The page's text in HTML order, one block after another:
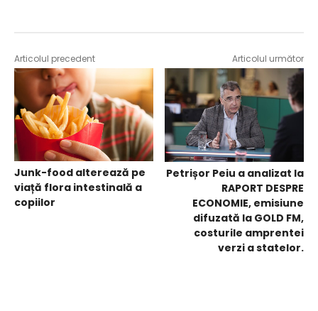
Articolul precedent
Junk-food alterează pe
viață flora intestinală a
copiilor
Articolul următor
Petrișor Peiu a analizat la
RAPORT DESPRE
ECONOMIE, emisiune
difuzată la GOLD FM,
costurile amprentei
verzi a statelor.